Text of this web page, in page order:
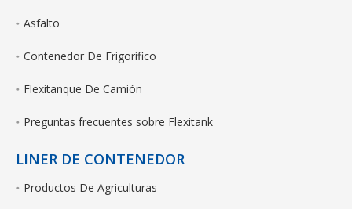
Asfalto
Contenedor De Frigorífico
Flexitanque De Camión
Preguntas frecuentes sobre Flexitank
LINER DE CONTENEDOR
Productos De Agriculturas